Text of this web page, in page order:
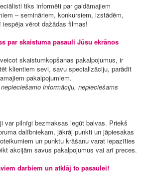
tiks informēti par gaidāmajiem
– semināriem, konkursiem, izstādēm,
vērot dažādas filmas!
par skaistuma pasauli Jūsu ekrānos
skaistumkopšanas pakalpojumus, ir
klientiem sevi, savu specializāciju, parādīt
pakalpojumiem.
informāciju, nepieciešams
var pilnīgi bezmaksas iegūt balvas. Priekš
dalībniekam, jākrāj punkti un jāpiesakas
un punktu krāšanu varat iepazīties
akcijām savus pakalpojumus vai arī preces.
darbiem un atklāj to pasaulei!